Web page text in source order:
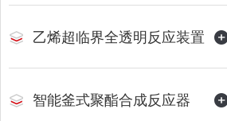
乙烯超临界全透明反应装置
智能釜式聚酯合成反应器